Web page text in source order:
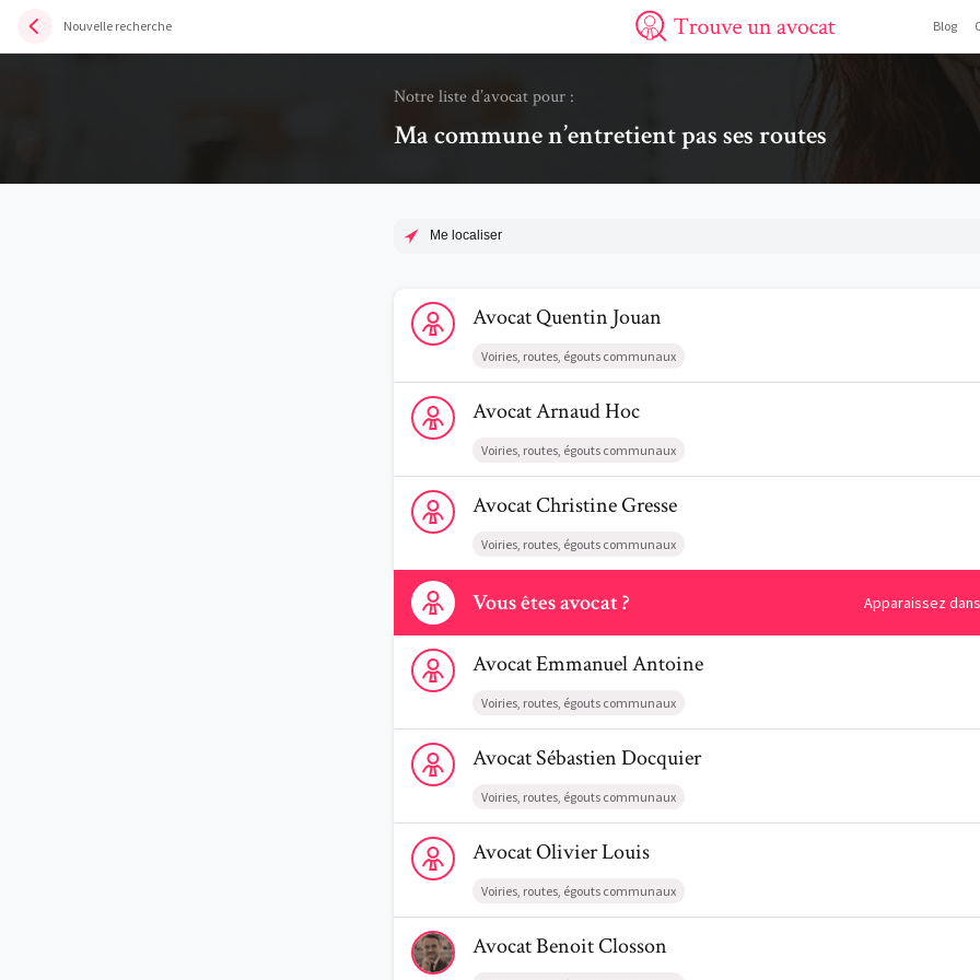
Nouvelle recherche
Trouve un avocat
Blog
Notre liste d’avocat pour :
Ma commune n’entretient pas ses routes
Me localiser
Voir le profil de AvocatQuentin Jouan
AvocatQuentin Jouan
Voiries, routes, égouts communaux
Voir le profil de AvocatArnaud Hoc
AvocatArnaudHoc
Voiries, routes, égouts communaux
Voir le profil de AvocatChristine Gresse
AvocatChristineGresse
Voiries, routes, égouts communaux
Vous êtes avocat ? Apparaissez
Contactez-nous
Voir le profil de AvocatEmmanuel Antoine
AvocatEmmanuelAntoine
Voiries, routes, égouts communaux
Voir le profil de AvocatSébastien Docquier
AvocatSébastienDocquier
Voiries, routes, égouts communaux
Voir le profil de AvocatOlivier Louis
AvocatOlivierLouis
Voiries, routes, égouts communaux
Voir le profil de AvocatBenoit Closson
AvocatBenoitClosson